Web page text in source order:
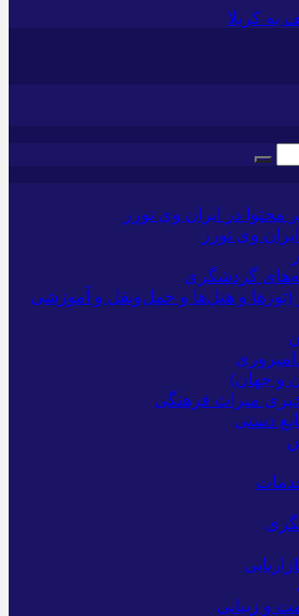
به کربلا
محتوا در ایران وی تورز
وی تورز
گردشگری
(تورها و هتل‌ها و حمل‌و‌نقل و آموزشی
و جهان)
میراث فرهنگی
دستی
و زیبایی